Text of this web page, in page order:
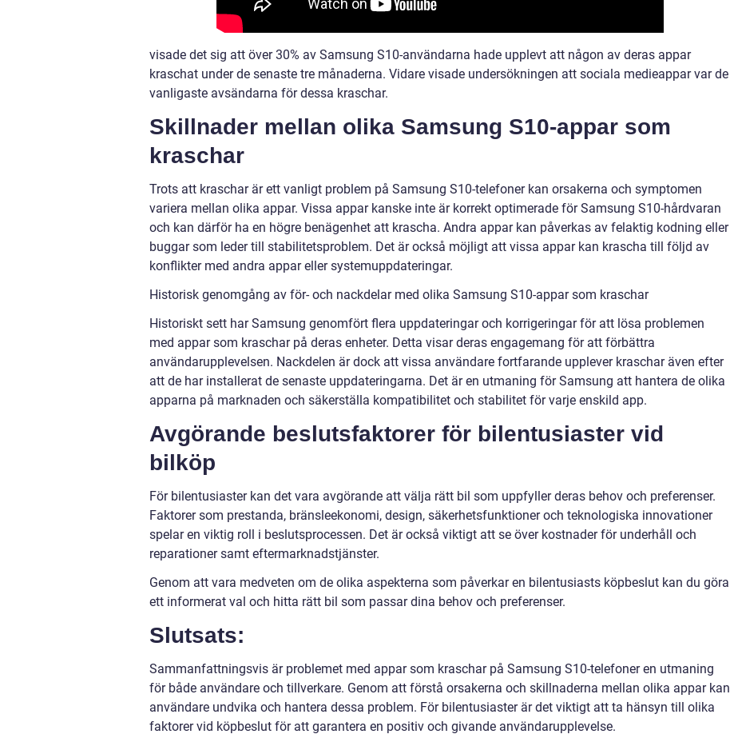
visade det sig att över 30% av Samsung S10-användarna hade upplevt att någon av deras appar
kraschat under de senaste tre månaderna. Vidare visade undersökningen att sociala medieappar var de
vanligaste avsändarna för dessa kraschar.
Skillnader mellan olika Samsung S10-appar som
kraschar
Trots att kraschar är ett vanligt problem på Samsung S10-telefoner kan orsakerna och symptomen
variera mellan olika appar. Vissa appar kanske inte är korrekt optimerade för Samsung S10-hårdvaran
och kan därför ha en högre benägenhet att krascha. Andra appar kan påverkas av felaktig kodning eller
buggar som leder till stabilitetsproblem. Det är också möjligt att vissa appar kan krascha till följd av
konflikter med andra appar eller systemuppdateringar.
Historisk genomgång av för- och nackdelar med olika Samsung S10-appar som kraschar
Historiskt sett har Samsung genomfört flera uppdateringar och korrigeringar för att lösa problemen
med appar som kraschar på deras enheter. Detta visar deras engagemang för att förbättra
användarupplevelsen. Nackdelen är dock att vissa användare fortfarande upplever kraschar även efter
att de har installerat de senaste uppdateringarna. Det är en utmaning för Samsung att hantera de olika
apparna på marknaden och säkerställa kompatibilitet och stabilitet för varje enskild app.
Avgörande beslutsfaktorer för bilentusiaster vid
bilköp
För bilentusiaster kan det vara avgörande att välja rätt bil som uppfyller deras behov och preferenser.
Faktorer som prestanda, bränsleekonomi, design, säkerhetsfunktioner och teknologiska innovationer
spelar en viktig roll i beslutsprocessen. Det är också viktigt att se över kostnader för underhåll och
reparationer samt eftermarknadstjänster.
Genom att vara medveten om de olika aspekterna som påverkar en bilentusiasts köpbeslut kan du göra
ett informerat val och hitta rätt bil som passar dina behov och preferenser.
Slutsats:
Sammanfattningsvis är problemet med appar som kraschar på Samsung S10-telefoner en utmaning
för både användare och tillverkare. Genom att förstå orsakerna och skillnaderna mellan olika appar kan
användare undvika och hantera dessa problem. För bilentusiaster är det viktigt att ta hänsyn till olika
faktorer vid köpbeslut för att garantera en positiv och givande användarupplevelse.